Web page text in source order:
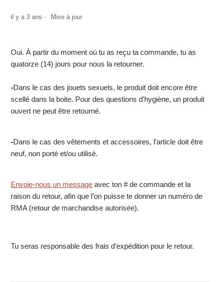
il y a 3 ans Mise à jour
Oui. À partir du moment où tu as reçu ta commande, tu as
quatorze (14) jours pour nous la retourner.
-Dans le cas des jouets sexuels, le produit doit encore être
scellé dans la boite. Pour des questions d'hygiène, un produit
ouvert ne peut être retourné.
-Dans le cas des vêtements et accessoires, l’article doit être
neuf, non porté et/ou utilisé.
Envoie-nous un message avec ton # de commande et la
raison du retour, afin que l’on puisse te donner un numéro de
RMA (retour de marchandise autorisée).
Tu seras responsable des frais d’expédition pour le retour.